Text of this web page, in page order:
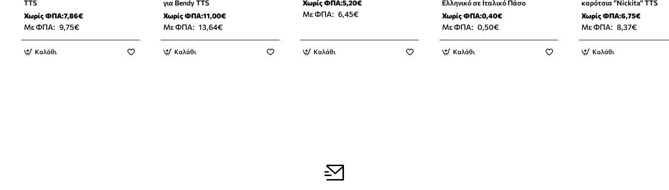
TTS
Χωρίς ΦΠΑ:7,86€
Με ΦΠΑ: 9,75€
Καλάθι
για Bendy TTS
Χωρίς ΦΠΑ:11,00€
Με ΦΠΑ: 13,64€
Καλάθι
Χωρίς ΦΠΑ:5,20€
Με ΦΠΑ: 6,45€
Καλάθι
Ελληνικό σε Ιταλικό Πάσο
Χωρίς ΦΠΑ:0,40€
Με ΦΠΑ: 0,50€
Καλάθι
καρότσια ''Nickita'' TTS
Χωρίς ΦΠΑ:6,75€
Με ΦΠΑ: 8,37€
Καλάθι